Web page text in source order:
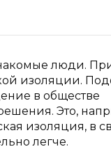
люди.
изоляции.
в обществе
Это,
изоляция, в
легче.